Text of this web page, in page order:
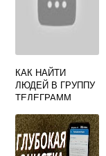
КАК НАЙТИ
ЛЮДЕЙ В ГРУППУ
ТЕЛЕГРАММ